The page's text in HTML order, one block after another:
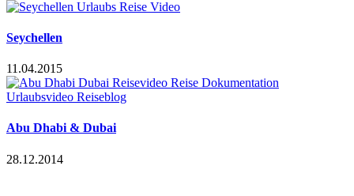
Seychellen
11.04.2015
Abu Dhabi & Dubai
28.12.2014